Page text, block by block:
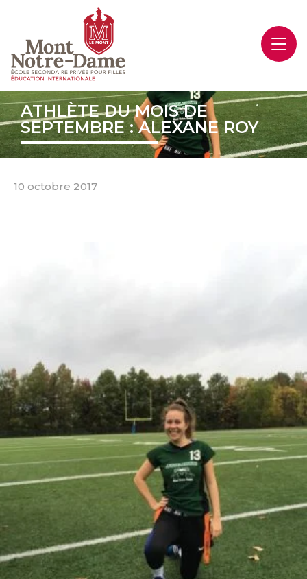
ATHLÈTE DU MOIS DE
SEPTEMBRE : ALEXANE ROY
10 octobre 2017